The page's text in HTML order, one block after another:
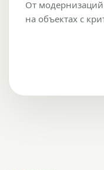
От
на объектах с